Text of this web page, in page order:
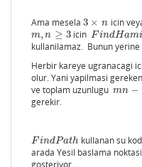
Ama mesela 3 × n
3 ×n icin
m, n ≥ 3
m,n≥ 3 icinFindHami
FindHamilto
kullanilamaz. Bunun yerine
Herbir kareye ugranacagi
olur. Yani yapilmasi gereken
ve toplam uzunlugu mn −
mn− 1
gerekir.
F indPath
FindPath kullanan su
arada Yesil baslama
gosteriyor.